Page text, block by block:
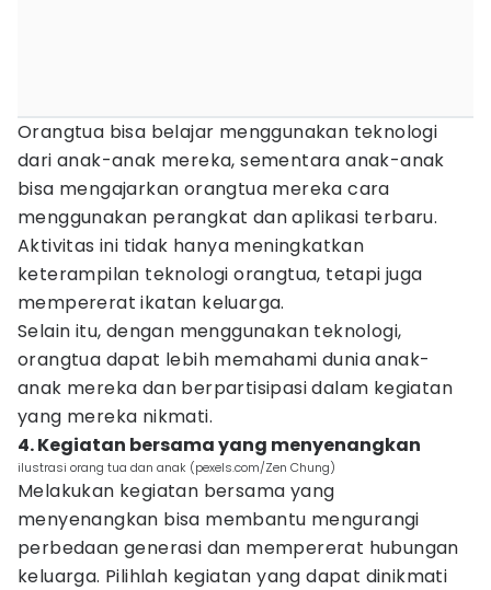
Orangtua bisa belajar menggunakan teknologi
dari anak-anak mereka, sementara anak-anak
bisa mengajarkan orangtua mereka cara
menggunakan perangkat dan aplikasi terbaru.
Aktivitas ini tidak hanya meningkatkan
keterampilan teknologi orangtua, tetapi juga
mempererat ikatan keluarga.
Selain itu, dengan menggunakan teknologi,
orangtua dapat lebih memahami dunia anak-
anak mereka dan berpartisipasi dalam kegiatan
yang mereka nikmati.
4. Kegiatan bersama yang menyenangkan
ilustrasi orang tua dan anak (pexels.com/Zen Chung)
Melakukan kegiatan bersama yang
menyenangkan bisa membantu mengurangi
perbedaan generasi dan mempererat hubungan
keluarga. Pilihlah kegiatan yang dapat dinikmati